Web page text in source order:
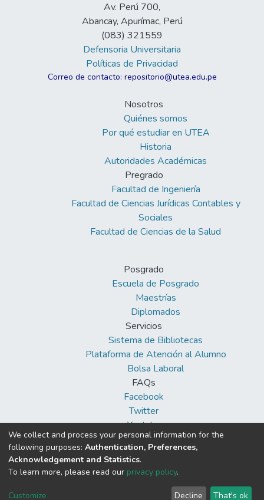
Av. Perú 700,
Abancay, Apurímac, Perú
(083) 321559
Defensoria Universitaria
Políticas de Privacidad
Correo de contacto: repositorio@utea.edu.pe
Nosotros
Quiénes somos
Por qué estudiar en UTEA
Historia
Autoridades Académicas
Pregrado
Facultad de Ingeniería
Facultad de Ciencias Jurídicas Contables y
Sociales
Facultad de Ciencias de la Salud
Posgrado
Escuela de Posgrado
Maestrías
Diplomados
Servicios
Sistema de Bibliotecas
Plataforma de Atención al Alumno
Bolsa Laboral
FAQs
Facebook
Twitter
Youtube
DSpace software copyright © 2002-2026
Cookie
End User
Send
We collect and process your personal information for the
following purposes: Authentication, Preferences,
Acknowledgement and Statistics.
To learn more, please read our privacy policy.
Customize Decline That's ok